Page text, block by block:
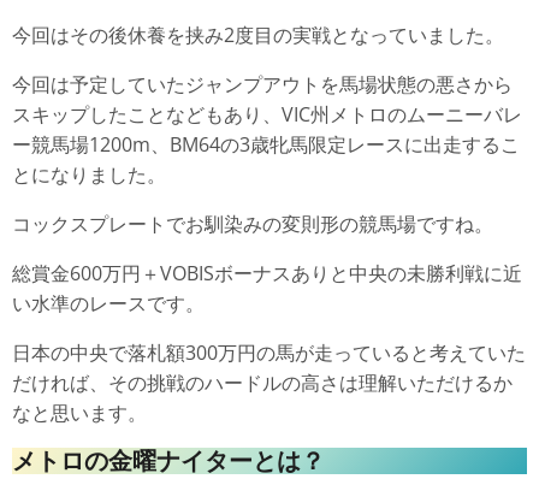
今回はその後休養を挟み2度目の実戦となっていました。
今回は予定していたジャンプアウトを馬場状態の悪さから
スキップしたことなどもあり、VIC州メトロのムーニーバレ
ー競馬場1200m、BM64の3歳牝馬限定レースに出走するこ
とになりました。
コックスプレートでお馴染みの変則形の競馬場ですね。
総賞金600万円＋VOBISボーナスありと中央の未勝利戦に近
い水準のレースです。
日本の中央で落札額300万円の馬が走っていると考えていた
だければ、その挑戦のハードルの高さは理解いただけるか
なと思います。
メトロの金曜ナイターとは？